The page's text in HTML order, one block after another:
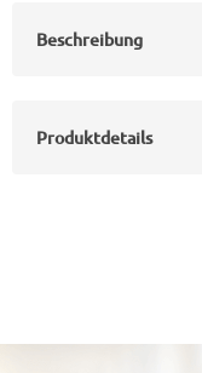
Beschreibung
Produktdetails